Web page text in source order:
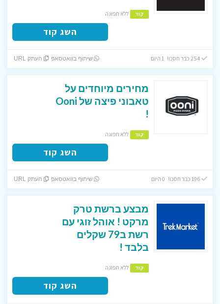
קוד ללא תפוגה
השג קוד
254 כבר חסכו! 1 היום שיתוף בוואטסאפ העתק URL
מחירים מיוחדים על
טאבוני פיצה של Ooni
!
קוד ללא תפוגה
השג קוד
196 כבר חסכו! 0 היום שיתוף בוואטסאפ העתק URL
מבצע ברשת טרק
מרקט ! אוהל זוגי עם
רשת ב79 שקלים
בלבד !
קוד ללא תפוגה
השג קוד